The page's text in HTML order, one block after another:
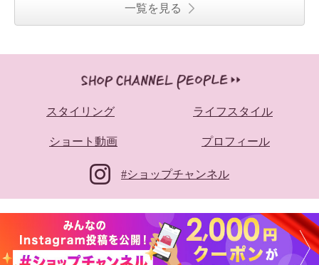
一覧を見る
スタイリング ライフスタイル
ショート動画 プロフィール
#ショップチャンネル